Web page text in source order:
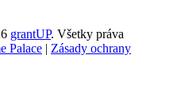
grantUP. Všetky práva
Palace | Zásady ochrany